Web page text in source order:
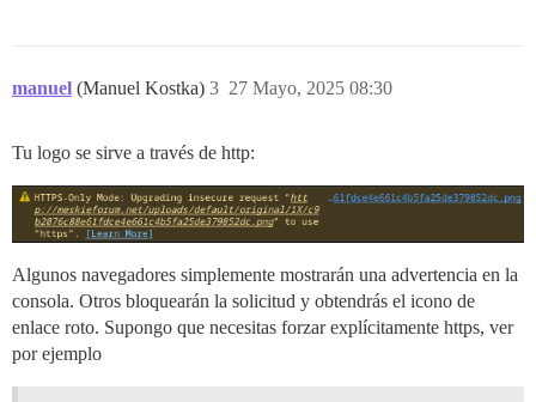
manuel (Manuel Kostka) 27 Mayo, 2025 08:30
3
Tu logo se sirve a través de http:
Algunos navegadores simplemente mostrarán una advertencia en la
consola. Otros bloquearán la solicitud y obtendrás el icono de
enlace roto. Supongo que necesitas forzar explícitamente https, ver
por ejemplo